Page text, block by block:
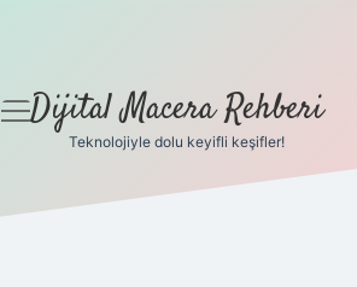
menüyü
Dijital Macera Rehberi
Teknolojiyle dolu keyifli keşifler!